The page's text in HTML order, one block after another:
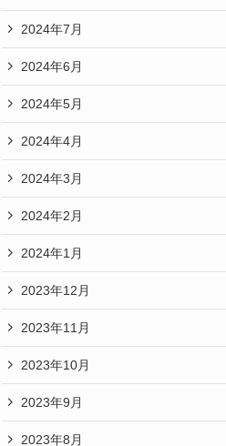
2024年7月
2024年6月
2024年5月
2024年4月
2024年3月
2024年2月
2024年1月
2023年12月
2023年11月
2023年10月
2023年9月
2023年8月